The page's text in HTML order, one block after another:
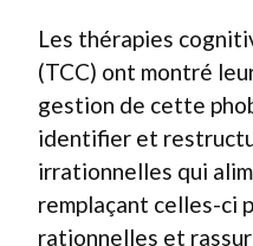
Les thérapies
(TCC) ont montré
gestion de cette
identifier et
irrationnelles qui
remplaçant celles-ci
rationnelles et